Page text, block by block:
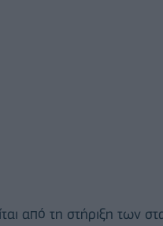
από τη στήριξη των